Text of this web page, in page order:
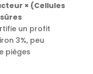
× (Cellules
un profit
3%, peu
pièges